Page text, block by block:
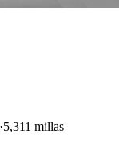
5,311 millas